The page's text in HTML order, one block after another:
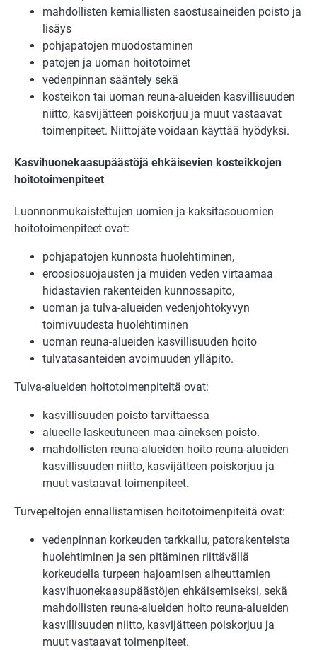
mahdollisten kemiallisten saostusaineiden poisto ja
lisäys
pohjapatojen muodostaminen
patojen ja uoman hoitotoimet
vedenpinnan sääntely sekä
kosteikon tai uoman reuna-alueiden kasvillisuuden
niitto, kasvijätteen poiskorjuu ja muut vastaavat
toimenpiteet. Niittojäte voidaan käyttää hyödyksi.
Kasvihuonekaasupäästöjä ehkäisevien kosteikkojen
hoitotoimenpiteet
Luonnonmukaistettujen uomien ja kaksitasouomien
hoitotoimenpiteet ovat:
pohjapatojen kunnosta huolehtiminen,
eroosiosuojausten ja muiden veden virtaamaa
hidastavien rakenteiden kunnossapito,
uoman ja tulva-alueiden vedenjohtokyvyn
toimivuudesta huolehtiminen
uoman reuna-alueiden kasvillisuuden hoito
tulvatasanteiden avoimuuden ylläpito.
Tulva-alueiden hoitotoimenpiteitä ovat:
kasvillisuuden poisto tarvittaessa
alueelle laskeutuneen maa-aineksen poisto.
mahdollisten reuna-alueiden hoito reuna-alueiden
kasvillisuuden niitto, kasvijätteen poiskorjuu ja
muut vastaavat toimenpiteet.
Turvepeltojen ennallistamisen hoitotoimenpiteitä ovat:
vedenpinnan korkeuden tarkkailu, patorakenteista
huolehtiminen ja sen pitäminen riittävällä
korkeudella turpeen hajoamisen aiheuttamien
kasvihuonekaasupäästöjen ehkäisemiseksi, sekä
mahdollisten reuna-alueiden hoito reuna-alueiden
kasvillisuuden niitto, kasvijätteen poiskorjuu ja
muut vastaavat toimenpiteet.